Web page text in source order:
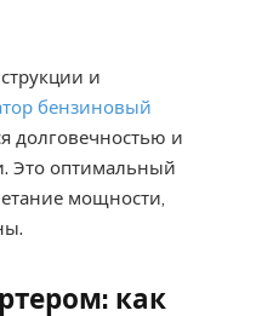
и
бензиновый
долговечностью и
Это оптимальный
мощности,
как